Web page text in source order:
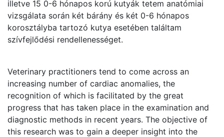
illetve 15 0-6 hónapos korú kutyák tetem anatómiai
vizsgálata során két bárány és két 0-6 hónapos
korosztályba tartozó kutya esetében találtam
szívfejlődési rendellenességet.
Veterinary practitioners tend to come across an
increasing number of cardiac anomalies, the
recognition of which is facilitated by the great
progress that has taken place in the examination and
diagnostic methods in recent years. The objective of
this research was to gain a deeper insight into the